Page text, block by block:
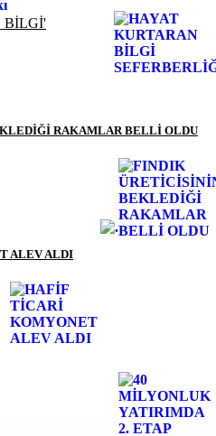
BİLGİ'
RAKAMLAR BELLİ OLDU
ALEV ALDI